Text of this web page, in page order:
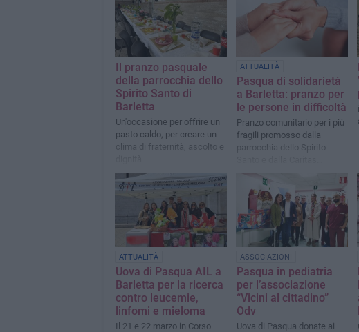
Il pranzo pasquale
della parrocchia dello
Spirito Santo di
Barletta
Un'occasione per offrire un
pasto caldo, per creare un
clima di fraternità, ascolto e
ATTUALITÀ
Pasqua di solidarietà
a Barletta: pranzo per
le persone in difficoltà
Pranzo comunitario per i più
fragili promosso dalla
parrocchia dello Spirito
parrocchiale
ATTUALITÀ
Uova di Pasqua AIL a
Barletta per la ricerca
contro leucemie,
linfomi e mieloma
Il 21 e 22 marzo in Corso
ASSOCIAZIONI
Pasqua in pediatria
per l’associazione
“Vicini al cittadino”
Odv
Uova di Pasqua donate ai